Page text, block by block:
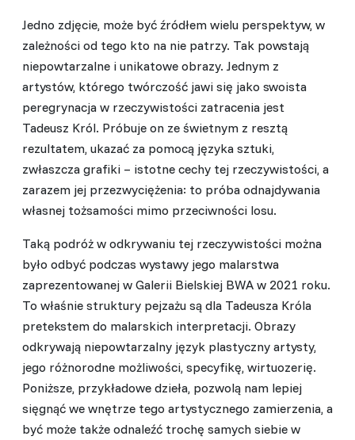
Jedno zdjęcie, może być źródłem wielu perspektyw, w
zależności od tego kto na nie patrzy. Tak powstają
niepowtarzalne i unikatowe obrazy. Jednym z
artystów, którego twórczość jawi się jako swoista
peregrynacja w rzeczywistości zatracenia jest
Tadeusz Król. Próbuje on ze świetnym z resztą
rezultatem, ukazać za pomocą języka sztuki,
zwłaszcza grafiki – istotne cechy tej rzeczywistości, a
zarazem jej przezwyciężenia: to próba odnajdywania
własnej tożsamości mimo przeciwności losu.
Taką podróż w odkrywaniu tej rzeczywistości można
było odbyć podczas wystawy jego malarstwa
zaprezentowanej w Galerii Bielskiej BWA w 2021 roku.
To właśnie struktury pejzażu są dla Tadeusza Króla
pretekstem do malarskich interpretacji. Obrazy
odkrywają niepowtarzalny język plastyczny artysty,
jego różnorodne możliwości, specyfikę, wirtuozerię.
Poniższe, przykładowe dzieła, pozwolą nam lepiej
sięgnąć we wnętrze tego artystycznego zamierzenia, a
być może także odnaleźć trochę samych siebie w